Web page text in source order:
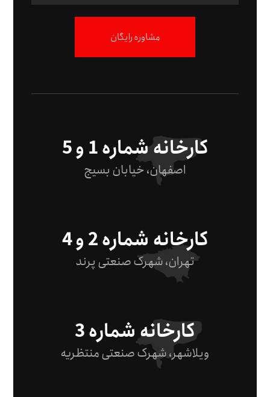
مشاوره رایگان
کارخانه شماره 1 و 5
اصفهان، خیابان بسیج
کارخانه شماره 2 و 4
تهران، شهرک صنعتی پرند
کارخانه شماره 3
ویلاشهر، شهرک صنعتی منتظریه